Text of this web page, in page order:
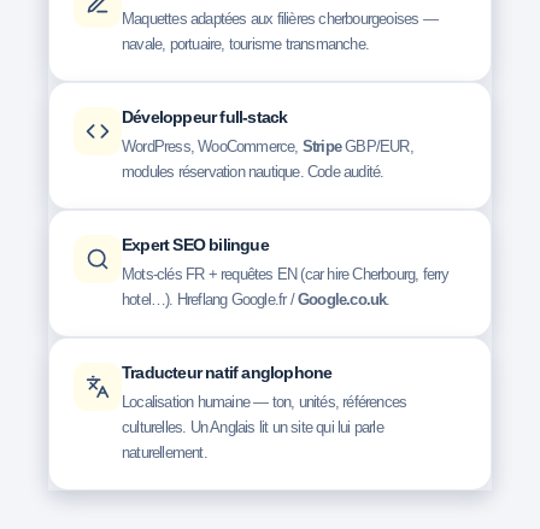
Maquettes adaptées aux filières cherbourgeoises —
navale, portuaire, tourisme transmanche.
Développeur full-stack
WordPress, WooCommerce, StripeGBP/EUR,
modules réservation nautique. Code audité.
Expert SEO bilingue
Mots-clés FR + requêtes EN (car hire Cherbourg, ferry
hotel…). Hreflang Google.fr /Google.co.uk.
Traducteur natif anglophone
Localisation humaine — ton, unités, références
culturelles. Un Anglais lit un site qui lui parle
naturellement.